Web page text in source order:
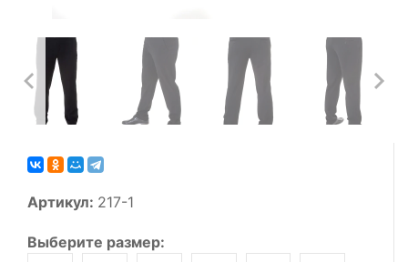
Артикул: 217-1
Выберите размер: